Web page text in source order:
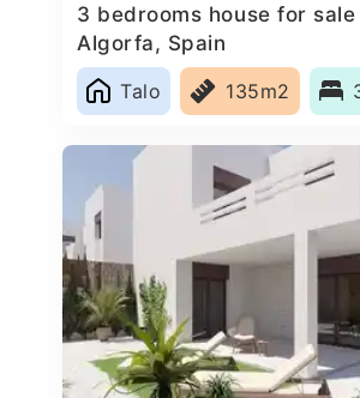
3 bedrooms house for sale
Algorfa, Spain
Talo
135m2